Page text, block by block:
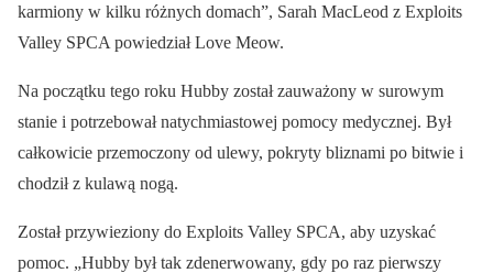
karmiony w kilku różnych domach”, Sarah MacLeod z Exploits
Valley SPCA powiedział Love Meow.
Na początku tego roku Hubby został zauważony w surowym
stanie i potrzebował natychmiastowej pomocy medycznej. Był
całkowicie przemoczony od ulewy, pokryty bliznami po bitwie i
chodził z kulawą nogą.
Został przywieziony do Exploits Valley SPCA, aby uzyskać
pomoc. „Hubby był tak zdenerwowany, gdy po raz pierwszy